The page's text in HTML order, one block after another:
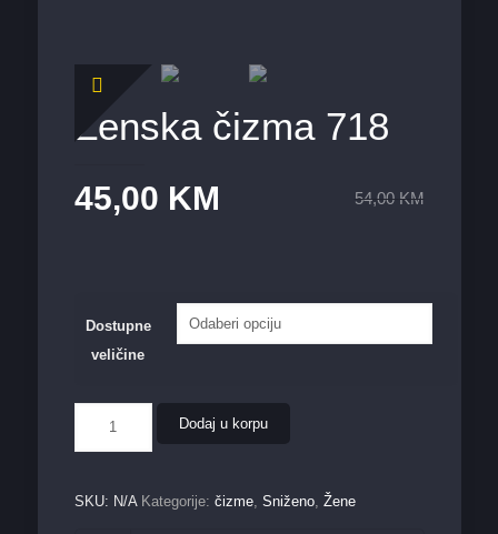
Ženska čizma 718
54,00 KM
45,00 KM
Dostupne
veličine
čizma
718
Dodaj u korpu
SKU: N/A Kategorije: čizme, Sniženo, Žene